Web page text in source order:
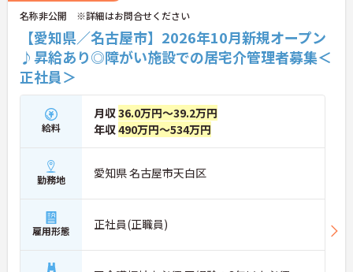
名称非公開 ※詳細はお問合せください
【愛知県／名古屋市】2026年10月新規オープン
♪昇給あり◎障がい施設での居宅介管理者募集＜
正社員＞
給料
月収36.0万円～39.2万円
年収490万円～534万円
勤務地 愛知県 名古屋市天白区
雇用形態 正社員(正職員)